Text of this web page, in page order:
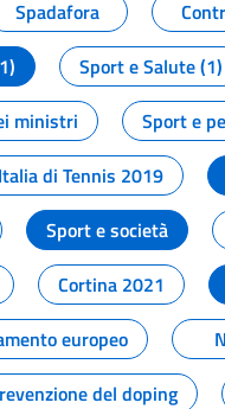
Spadafora
Sport e Salute (1)
ministri Sport e
di Tennis 2019
Sport e società
Cortina 2021
europeo
del doping